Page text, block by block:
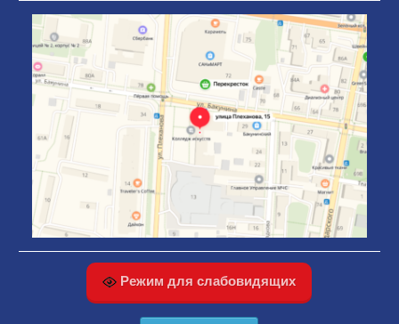
Режим для слабовидящих